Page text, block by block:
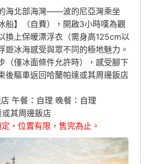
海北部海灣——波的尼亞灣乘坐
船】（自費），開啟3小時嘆為觀
換上保暖漂浮衣（需身高125cm以
遊冰海感受與眾不同的極地魅力。
（僅冰面條件允許時），感受腳下
後驅車返回哈蘭帕達或其周邊飯店
午餐：自理 晚餐：自理
其周邊飯店
，位置有限，售完為止。